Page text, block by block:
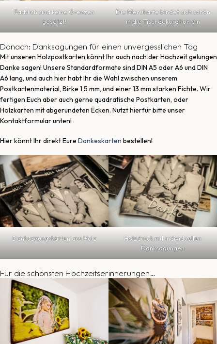
Farblich sind keine Grenzen
gesetzt!
Die Menükarte bindet sich schön
in die Tischdekoration ein
Danach: Danksagungen für einen unvergesslichen Tag
Mit unseren Holzpostkarten könnt Ihr auch nach der Hochzeit gelungen
Danke sagen! Unsere Standardformate sind DIN A5 oder A6 und DIN
A6 lang, und auch hier habt Ihr die Wahl zwischen unserem
Postkartenmaterial, Birke 1,5 mm, und einer 13 mm starken Fichte. Wir
fertigen Euch aber auch gerne quadratische Postkarten, oder
Holzkarten mit abgerundeten Ecken. Nutzt hierfür bitte unser
Kontaktformular unten!
Hier könnt Ihr direkt Eure Dankeskarten bestellen!
Danksagungskarten aus Holz
Holzdruck mit individuellen
Danksagungen
Für die schönsten Hochzeitserinnerungen…